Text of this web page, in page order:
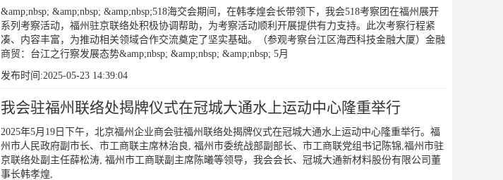
&amp;nbsp; &amp;nbsp; &amp;nbsp;518海交会期间，在韩孝煌会长带领下，我会518考察团在福州展开
系列考察活动，福州驻京联络处积极协调帮助，为考察活动顺利开展提供有力支持。此次考察行程紧
凑、内容丰富，为推动相关领域合作交流奠定了坚实基础。（参观考察台江区海西科技金融大厦）金融
商贸：台江之行察发展态势&amp;nbsp; &amp;nbsp; &amp;nbsp; 5月
发布时间:2025-05-23 14:39:04
我会驻福州联络处揭牌仪式在冠城大通水上运动中心隆重举行
2025年5月19日下午，北京福州企业商会驻福州联络处揭牌仪式在冠城大通水上运动中心隆重举行。福
州市人民政府副市长、市工商联主席林治良, 福州市委统战部副部长、市工商联党组书记陈锦,福州市驻
京联络处副主任薛松涛, 福州市工商联副主席陈曦等领导，我会会长、冠城大通新材料股份有限公司董
事长韩孝煌,